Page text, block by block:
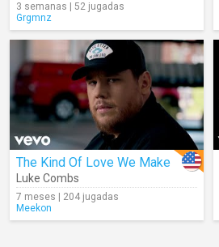
3 semanas | 52 jugadas
Grgmnz
The Kind Of Love We Make
Luke Combs
7 meses | 204 jugadas
Meekon